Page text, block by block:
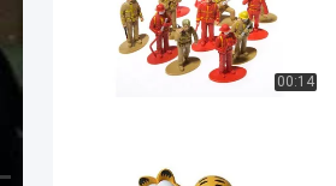
00:14